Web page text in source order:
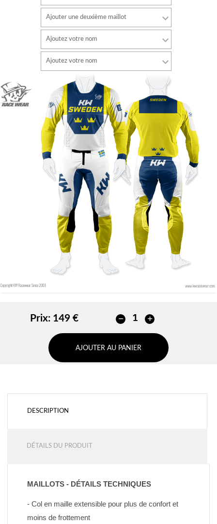
Ajouter une deuxième maillot
Ajoutez votre nom
Couleur de la police
Couleur du contour
Sans contour
AJOUTER
Ajoutez votre nom
style
Couleur de la police
Couleur du contour
Sans contour
AJOUTER
Prix: 149 €
AJOUTER AU PANIER
DESCRIPTION
DÉTAILS DU PRODUIT
MAILLOTS - DÉTAILS TECHNIQUES
- Col en maille extensible pour plus de confort et
moins de frottement